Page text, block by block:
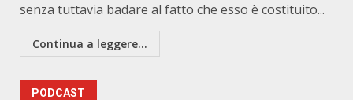
senza tuttavia badare al fatto che esso è costituito...
Continua a leggere...
PODCAST